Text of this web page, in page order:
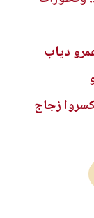
دياب
زجاج